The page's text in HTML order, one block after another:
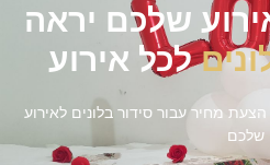
שלכם יראה
לכל אירוע
מחיר עבור סידור בלונים לאירוע
שלכם